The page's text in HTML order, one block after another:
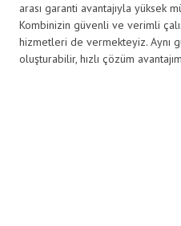
arası garanti avantajıyla yüksek
Kombinizin güvenli ve verimli
hizmetleri de vermekteyiz. Aynı
oluşturabilir, hızlı çözüm